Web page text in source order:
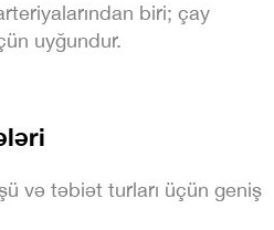
biri; çay
uyğundur.
və təbiət turları üçün geniş